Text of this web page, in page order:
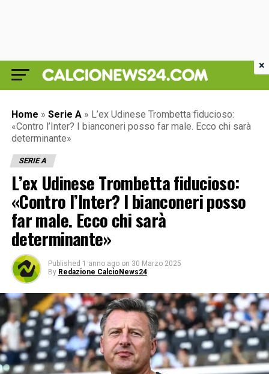
Home » Serie A » L’ex Udinese Trombetta fiducioso:
«Contro l’Inter? I bianconeri posso far male. Ecco chi sarà
determinante»
SERIE A
L’ex Udinese Trombetta fiducioso:
«Contro l’Inter? I bianconeri posso
far male. Ecco chi sarà
determinante»
Published 1 anno ago on 30 Marzo 2025
By Redazione CalcioNews24
×